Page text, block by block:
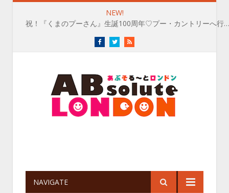
NEW!
祝！『くまのプーさん』生誕100周年♡プー・カントリーへ行こう♪
FacebookTwitterRSS
NAVIGATE